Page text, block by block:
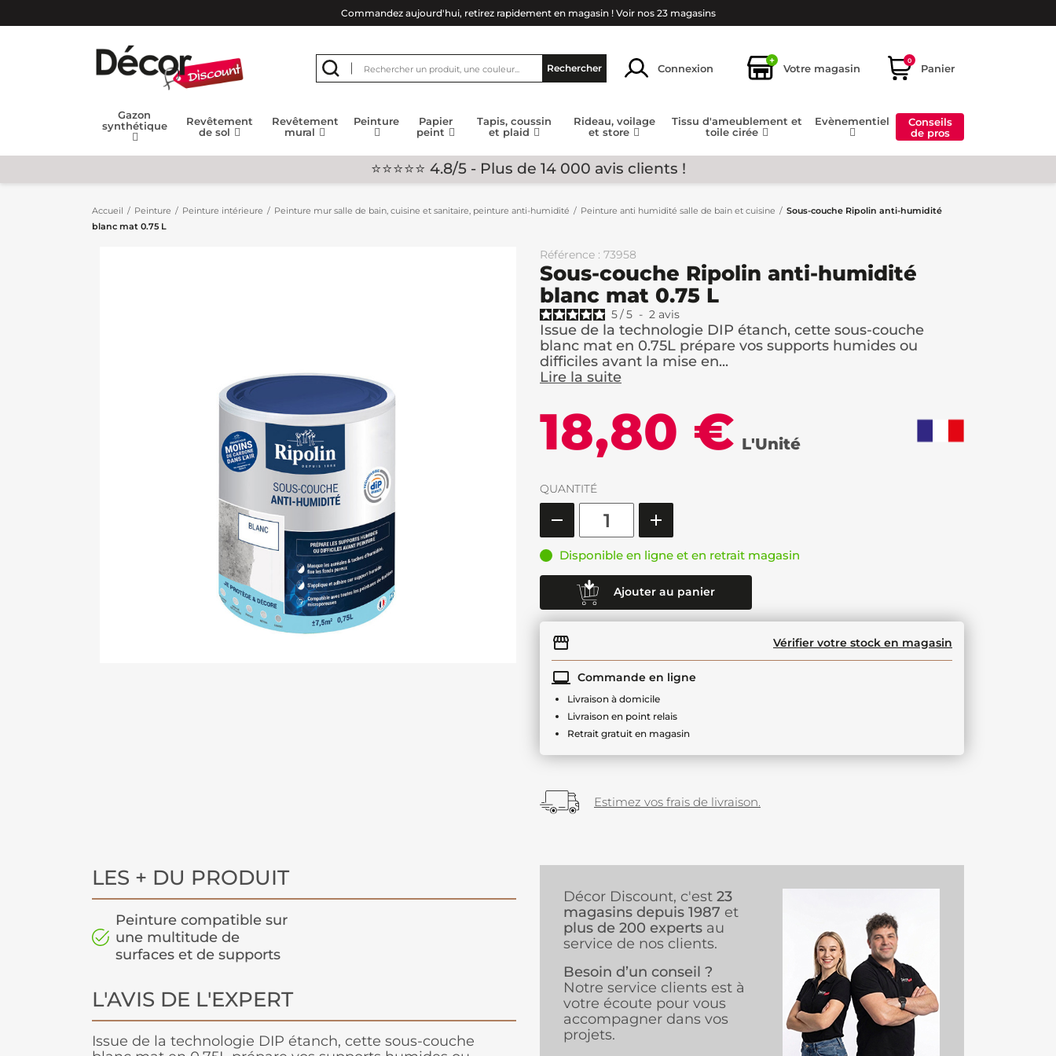
Commandez aujourd'hui, retirez rapidement en magasin ! Voir nos 23 magasins
Rechercher Connexion
+
Votre magasin
0
Panier
Gazon
synthétique
Revêtement
de sol
Revêtement
mural
Peinture
Papier
peint
Tapis, coussin
et plaid
Rideau, voilage
et store
Tissu d'ameublement et
toile cirée
Evènementiel
Conseils
de pros
⭐⭐⭐⭐⭐ 4.8/5 - Plus de 14 000 avis clients !
Accueil Peinture Peinture intérieure Peinture mur salle de bain, cuisine et sanitaire, peinture anti-humidité Peinture anti humidité salle de bain et cuisine
Sous-couche Ripolin anti-humidité
blanc mat 0.75 L
Référence : 73958
Sous-couche Ripolin anti-humidité
blanc mat 0.75 L
5/5 - 2 avis
Issue de la technologie DIP étanch, cette sous-couche
blanc mat en 0.75L prépare vos supports humides ou
difficiles avant la mise en...
Lire la suite
18,80 € L'Unité
QUANTITÉ
Disponible en ligne et en retrait magasin
Ajouter au panier
Vérifier votre stock en magasin
Commande en ligne
Livraison à domicile
Livraison en point relais
Retrait gratuit en magasin
Estimez vos frais de livraison.
LES + DU PRODUIT
Peinture compatible sur
une multitude de
surfaces et de supports
L'AVIS DE L'EXPERT
Issue de la technologie DIP étanch, cette sous-couche
Décor Discount, c'est 23
magasins depuis 1987 et
plus de 200 experts au
service de nos clients.
Besoin d’un conseil ?
Notre service clients est à
votre écoute pour vous
accompagner dans vos
projets.